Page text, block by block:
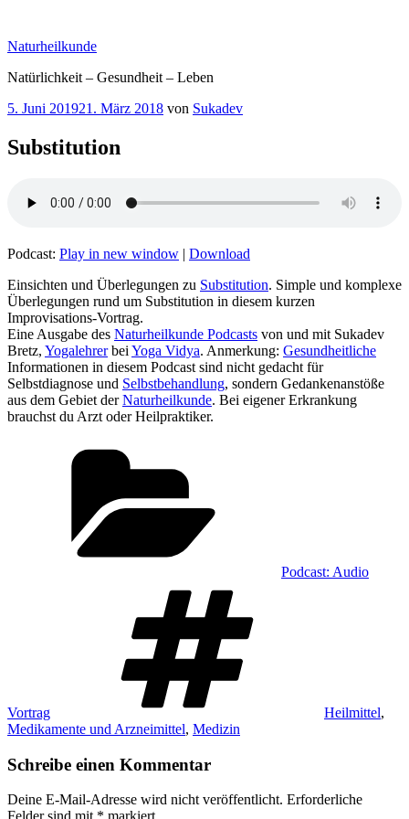
springen
Naturheilkunde
Natürlichkeit – Gesundheit – Leben
Veröffentlicht
5. Juni 201921. März 2018 von Sukadev
Substitution
Podcast: Play in new window | Download
Einsichten und Überlegungen zu Substitution. Simple und komplexe
Überlegungen rund um Substitution in diesem kurzen
Improvisations-Vortrag.
Eine Ausgabe des Naturheilkunde Podcasts von und mit Sukadev
Bretz, Yogalehrerbei Yoga Vidya. Anmerkung: Gesundheitliche
Informationen in diesem Podcast sind nicht gedacht für
Selbstdiagnose und Selbstbehandlung, sondern Gedankenanstöße
aus dem Gebiet derNaturheilkunde. Bei eigener Erkrankung
brauchst du Arzt oder Heilpraktiker.
Podcast: Audio
Vortrag Heilmittel,
Medikamente und Arzneimittel, Medizin
Schreibe einen Kommentar
Deine E-Mail-Adresse wird nicht veröffentlicht. Erforderliche